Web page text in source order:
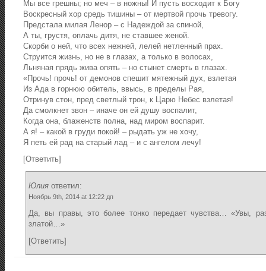
Мы все грешны; но меч – в ножны! И пусть восходит к Богу
Воскресный хор средь тишины – от мертвой прочь тревогу.
Предстала милая Ленор – с Надеждой за спиной,
А ты, грустя, оплачь дитя, не ставшее женой.
Скорби о ней, что всех нежней, лелей нетленный прах.
Струится жизнь, но не в глазах, а только в волосах,
Льняная прядь жива опять – но стынет смерть в глазах.
«Прочь! прочь! от демонов спешит мятежный дух, взлетая
Из Ада в горнюю обитель, ввысь, в пределы Рая,
Отринув стон, пред светлый трон, к Царю Небес взлетая!
Да смолкнет звон – иначе он ей душу воспалит,
Когда она, блаженств полна, над миром воспарит.
А я! – какой в груди покой! – рыдать уж не хочу,
Я петь ей рад на старый лад – и с ангелом лечу!
[Ответить]
Юлия ответил:
Ноябрь 9th, 2014 at 12:22 дп
Да, вы правы, это более тонко передает чувства… «Увы,
златой…»
[Ответить]